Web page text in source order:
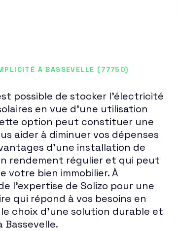
À BASSEVELLE (77750)
possible de stocker l'électricité
en vue d'une utilisation
option peut constituer une
aider à diminuer vos dépenses
d'une installation de
rendement régulier et qui peut
votre bien immobilier. À
l'expertise de Solizo pour une
qui répond à vos besoins en
choix d'une solution durable et